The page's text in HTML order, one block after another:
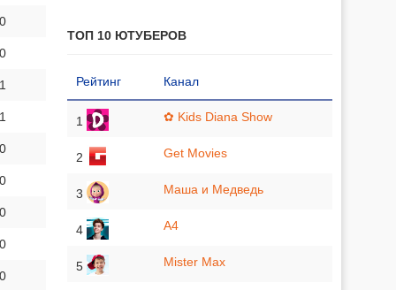
ТОП 10 ЮТУБЕРОВ
Рейтинг Канал
1 ✿ Kids Diana Show
2 Get Movies
3 Маша и Медведь
4 A4
5 Mister Max